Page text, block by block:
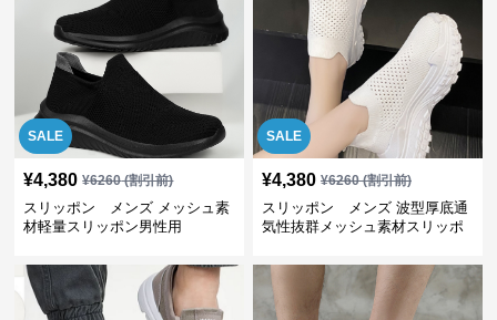
SALE
¥4,380 ¥6260(割引前)
スリッポン メンズ メッシュ素
材軽量スリッポン男性用
SALE
¥4,380 ¥6260(割引前)
スリッポン メンズ 波型厚底通
気性抜群メッシュ素材スリッポ